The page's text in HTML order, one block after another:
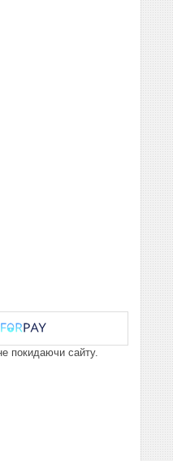
покидаючи сайту.